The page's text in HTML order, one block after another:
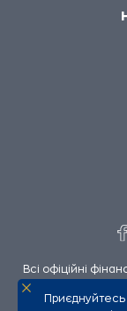
Всі офіційні
сайті та на
Приєднуйтесь